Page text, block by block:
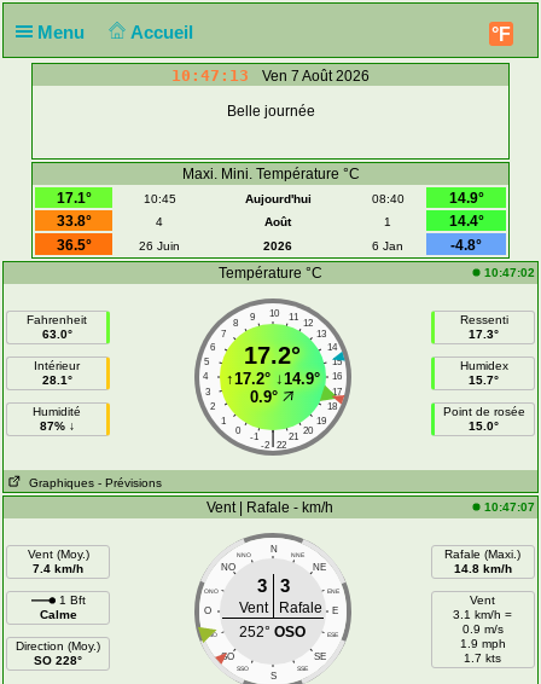
Menu Accueil °F
10:47:13 Ven 7 Août 2026
Belle journée
Maxi. Mini. Température °C
17.1°
10:45 Aujourd'hui 08:40
14.9°
33.8°
4 Août 1
14.4°
36.5°
26 Juin 2026 6 Jan
-4.8°
Température °C
10:47:02
Fahrenheit
63.0°
Intérieur
28.1°
Humidité
87% ↓
10
9 11
8
12
7
13
6
14
5
15
4
16
3
17
2
18
1
19
0
20
-1 21
|
-2 22
17.2°
↑17.2°↓14.9°
0.9°
Ressenti
17.3°
Humidex
15.7°
Point de rosée
15.0°
Graphiques - Prévisions
Vent | Rafale - km/h 10:47:07
Vent (Moy.)
7.4 km/h
1 Bft
Calme
Direction (Moy.)
SO 228°
N
NNO NNE
NO NE
ONO ENE
O E
OSO ESE
SO SE
SSO SSE
S
3 3
Vent
Rafale
252°OSO
Rafale (Maxi.)
14.8 km/h
Vent
3.1 km/h =
0.9 m/s
1.9 mph
1.7 kts